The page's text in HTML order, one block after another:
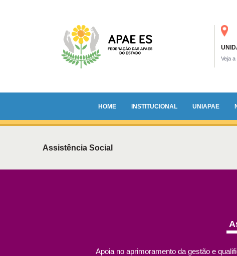
HOME INSTITUCIONAL UNIAPAE
Assistência Social
Apoia no aprimoramento da gestão e